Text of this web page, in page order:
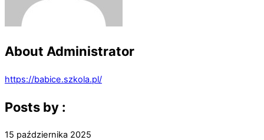
About Administrator
https://babice.szkola.pl/
Posts by :
15 października 2025